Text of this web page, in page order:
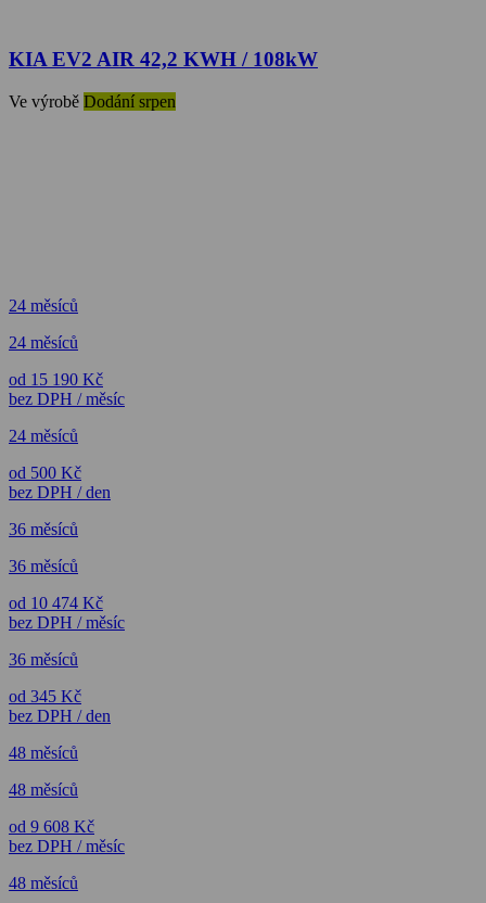
KIA EV2 AIR 42,2 KWH / 108kW
Ve výrobě Dodání srpen
24 měsíců
24 měsíců
od 15 190 Kč
bez DPH / měsíc
24 měsíců
od 500 Kč
bez DPH / den
36 měsíců
36 měsíců
od 10 474 Kč
bez DPH / měsíc
36 měsíců
od 345 Kč
bez DPH / den
48 měsíců
48 měsíců
od 9 608 Kč
bez DPH / měsíc
48 měsíců